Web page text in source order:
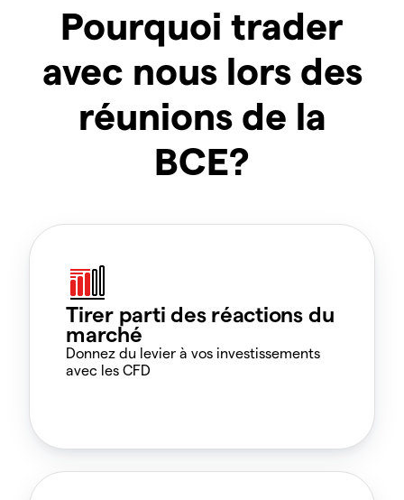
Pourquoi trader
avec nous lors des
réunions de la
BCE?
Tirer parti des réactions du
marché
Donnez du levier à vos investissements
avec les CFD